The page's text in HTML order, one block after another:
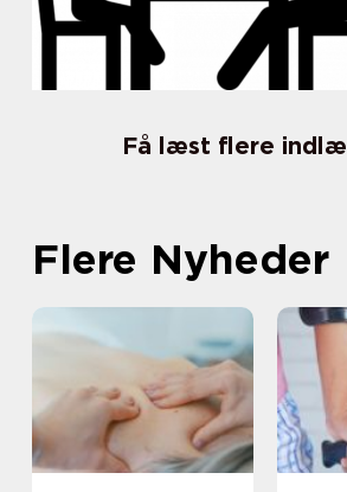
Få læst flere
Flere Nyheder